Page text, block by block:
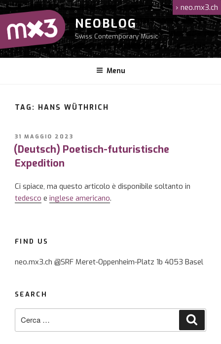
Salta
al
contenuto
NEOBLOG
Swiss Contemporary Music
Menu
› neo.mx3.ch
TAG: HANS WÜTHRICH
PUBBLICATO
IL
31 MAGGIO 2023
(Deutsch) Poetisch-futuristische
Expedition
Ci spiace, ma questo articolo è disponibile soltanto in
tedesco e inglese americano.
FIND US
neo.mx3.ch @SRF Meret-Oppenheim-Platz 1b 4053 Basel
SEARCH